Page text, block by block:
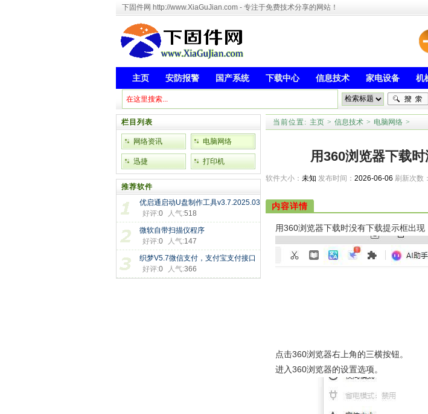
下固件网 http://www.XiaGuJian.com - 专注于免费技术分享的网站！
主页 安防报警 国产系统 下载中心 信息技术 家电设备 机
当前位置: 主页 > 信息技术 > 电脑网络 >
用360浏览器下载
软件大小： 未知 发布时间： 2026-06-06 刷新次数：
内容详情
用360浏览器下载时没有下载提示框出现
点击360浏览器右上角的三横按钮。
进入360浏览器的设置选项。
栏目列表
网络资讯 电脑网络
迅捷 打印机
推荐软件
优启通启动U盘制作工具v3.7.2025.03
好评:0 人气:518
微软自带扫描仪程序
好评:0 人气:147
织梦V5.7微信支付，支付宝支付接口
好评:0 人气:366